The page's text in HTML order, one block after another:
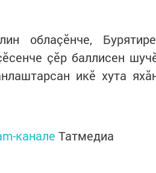
облаçӗнче,
çӗр баллисен
икӗ хута
канале Татмедиа